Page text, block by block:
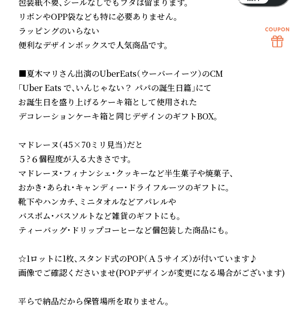
リボンやOPP袋なども特に必要ありません。
ラッピングのいらない
便利なデザインボックスで人気商品です。
■夏木マリさん出演のUberEats（ウーバーイーツ）のCM
「Uber Eats で、いんじゃない？ パパの誕生日篇」にて
お誕生日を盛り上げるケーキ箱として使用された
デコレーションケーキ箱と同じデザインのギフトBOX。
マドレーヌ（45×70ミリ見当）だと
５?６個程度が入る大きさです。
マドレーヌ・フィナンシェ・クッキーなど半生菓子や焼菓子、
おかき・あられ・キャンディー・ドライフルーツのギフトに。
靴下やハンカチ、ミニタオルなどアパレルや
バスボム・バスソルトなど雑貨のギフトにも。
ティーバッグ・ドリップコーヒーなど個包装した商品にも。
☆1ロットに1枚、スタンド式のPOP（Ａ５サイズ）が付いています♪
画像でご確認くださいませ(POPデザインが変更になる場合がございます)
平らで納品だから保管場所を取りません。